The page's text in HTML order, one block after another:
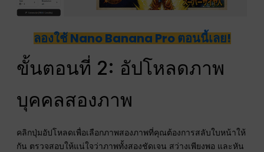
ลองใช้ Nano Banana Pro ตอนนี้เลย!
ขั้นตอนที่ 2: อัปโหลดภาพ
บุคคลสองภาพ
คลิกปุ่มอัปโหลดเพื่อเลือกภาพสองภาพที่คุณต้องการสลับใบหน้าให้
กัน ตรวจสอบให้แน่ใจว่าภาพทั้งสองชัดเจน สว่างเพียงพอ และหัน